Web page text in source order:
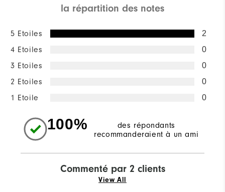
la répartition des notes
5 Etoiles 2
4 Etoiles 0
3 Etoiles 0
2 Etoiles 0
1 Etoile 0
100%
des répondants
recommanderaient à un ami
Commenté par 2 clients
View All